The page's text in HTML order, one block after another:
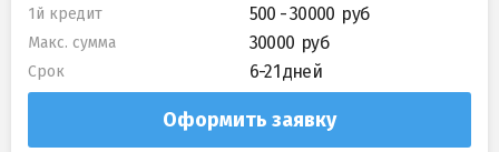
1й кредит 500 - 30000
Макс. сумма 30000
Срок 6-21 дней
Оформить заявку